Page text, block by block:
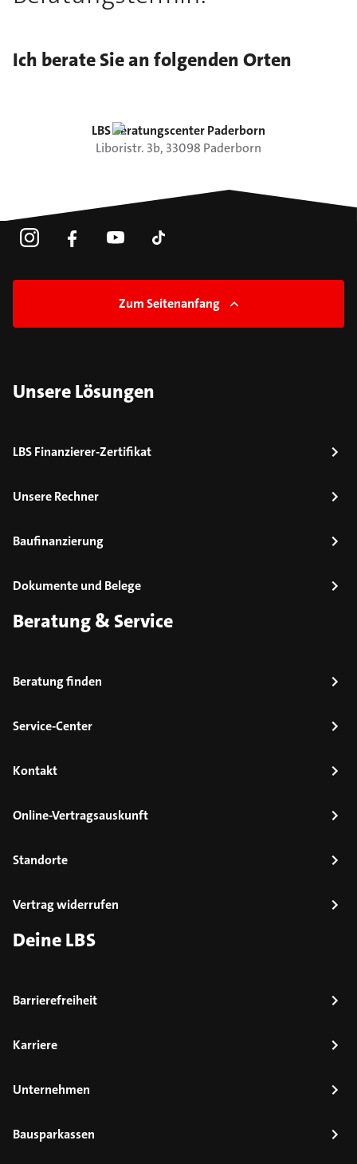
Ich berate Sie an folgenden Orten
LBS Beratungscenter Paderborn
Liboristr. 3b, 33098 Paderborn
Zum Seitenanfang
Unsere Lösungen
LBS Finanzierer-Zertifikat
Unsere Rechner
Baufinanzierung
Dokumente und Belege
Beratung & Service
Beratung finden
Service-Center
Kontakt
Online-Vertragsauskunft
Standorte
Vertrag widerrufen
Deine LBS
Barrierefreiheit
Karriere
Unternehmen
Bausparkassen